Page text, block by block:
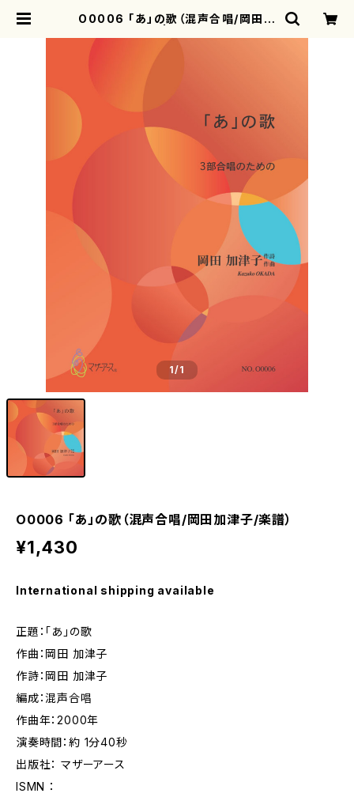
O0006 「あ」の歌（混声合唱/岡田加
1/1
O0006 「あ」の歌（混声合唱/岡田加津子/楽譜）
¥1,430
International shipping available
正題：「あ」の歌
作曲：岡田 加津子
作詩：岡田 加津子
編成：混声合唱
作曲年：2000年
演奏時間：約 1分40秒
出版社： マザーアース
ISMN ：